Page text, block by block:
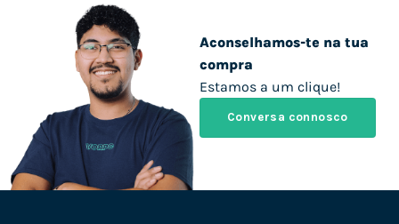
Aconselhamos-te na tua
compra
Estamos a um clique!
Conversa connosco